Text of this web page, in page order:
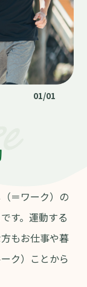
01/01
＝ワーク）の
す。運動する
もお仕事や暮
ク）ことから